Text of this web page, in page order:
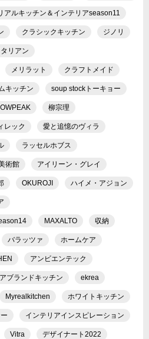
アルキッチン＆インテリアseason11
クラシックキッチン ジノリ
リアン
メリラット クラフトメイド
キッチン soup stockトーキョー
柳宗理
レック 愛と追憶のヴィラ
ラッセルホブス
術館 アイリーン・グレイ
OKUROJI ハイメ・アジョン
MAXALTO 収納
バラッツァ ホームケア
アンビエンテック
ブランドキッチン ekrea
Myrealkitchen ホワイトキッチン
インテリアインスピレーション
Vitra デザイナート2022